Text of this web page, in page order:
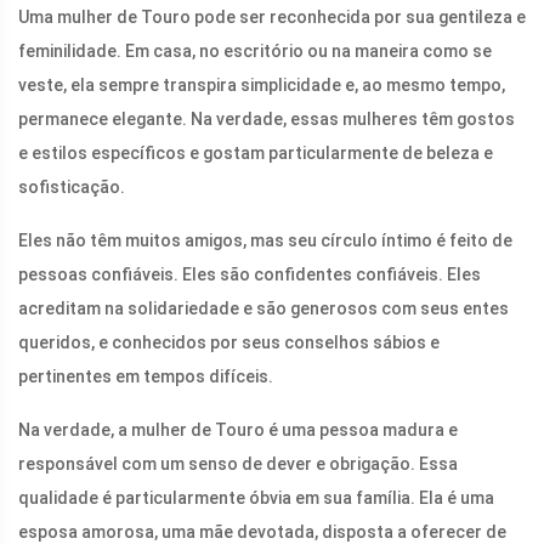
Uma mulher de Touro pode ser reconhecida por sua gentileza e
feminilidade. Em casa, no escritório ou na maneira como se
veste, ela sempre transpira simplicidade e, ao mesmo tempo,
permanece elegante. Na verdade, essas mulheres têm gostos
e estilos específicos e gostam particularmente de beleza e
sofisticação.
Eles não têm muitos amigos, mas seu círculo íntimo é feito de
pessoas confiáveis. Eles são confidentes confiáveis. Eles
acreditam na solidariedade e são generosos com seus entes
queridos, e conhecidos por seus conselhos sábios e
pertinentes em tempos difíceis.
Na verdade, a mulher de Touro é uma pessoa madura e
responsável com um senso de dever e obrigação. Essa
qualidade é particularmente óbvia em sua família. Ela é uma
esposa amorosa, uma mãe devotada, disposta a oferecer de